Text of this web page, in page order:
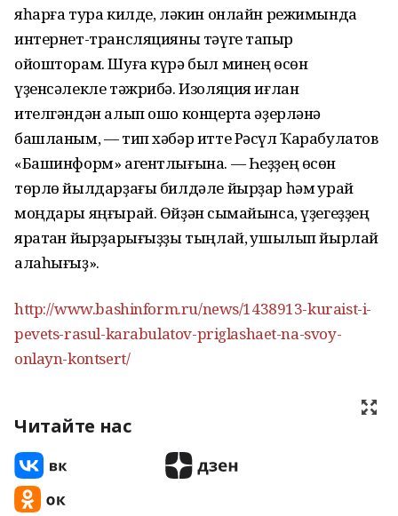
яһарға тура килде, ләкин онлайн режимында
интернет-трансляцияны тәүге тапҡыр
ойошторам. Шуға күрә был минең өсөн
үҙенсәлекле тәжрибә. Изоляция иғлан
ителгәндән алып ошо концертҡа әҙерләнә
башланым, — тип хәбәр итте Рәсүл Ҡарабулатов
«Башинформ» агентлығына. — Һеҙҙең өсөн
төрлө йылдарҙағы билдәле йырҙар һәм ҡурай
моңдары яңғырай. Өйҙән сыҡмайынса, үҙегеҙҙең
яратҡан йырҙарығыҙҙы тыңлай, ҡушылып йырлай
алаһығыҙ».
http://www.bashinform.ru/news/1438913-kuraist-i-
pevets-rasul-karabulatov-priglashaet-na-svoy-
onlayn-kontsert/
Читайте нас